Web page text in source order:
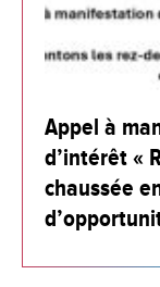
Appel à
d’intérêt «
chaussée